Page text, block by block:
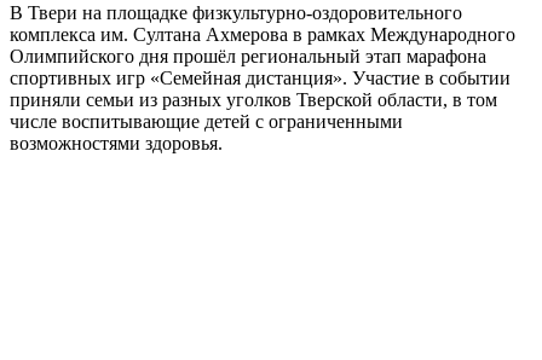
В Твери на площадке физкультурно-оздоровительного
комплекса им. Султана Ахмерова в рамках Международного
Олимпийского дня прошёл региональный этап марафона
спортивных игр «Семейная дистанция». Участие в событии
приняли семьи из разных уголков Тверской области, в том
числе воспитывающие детей с ограниченными
возможностями здоровья.